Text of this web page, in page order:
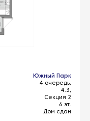
Южный Парк
4 очередь,
4.3,
Секция 2
6 эт.
Дом сдан